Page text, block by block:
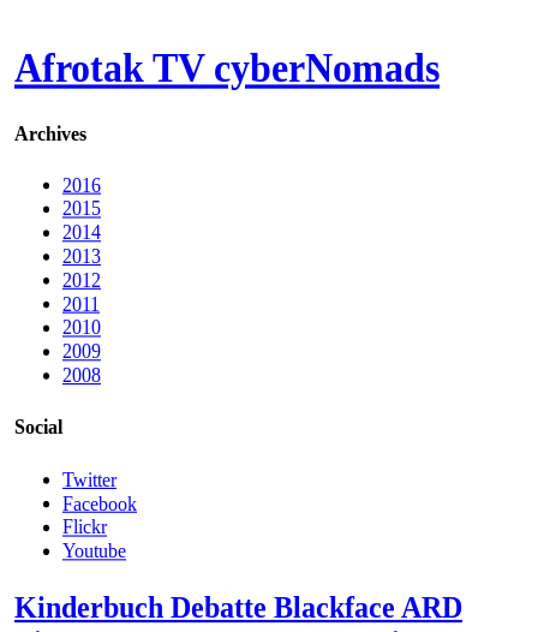
Afrotak TV cyberNomads
Archives
2016
2015
2014
2013
2012
2011
2010
2009
2008
Social
Twitter
Facebook
Flickr
Youtube
Kinderbuch Debatte Blackface ARD